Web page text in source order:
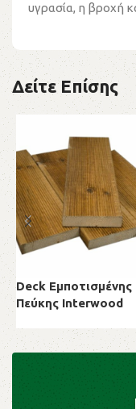
υγρασία, η βροχή
Δείτε Επίσης
Deck Εμποτισμένης
Πεύκης Ιnterwood
Deck